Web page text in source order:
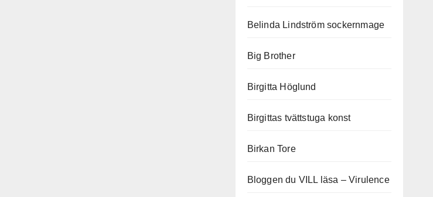
Belinda Lindström sockernmage
Big Brother
Birgitta Höglund
Birgittas tvättstuga konst
Birkan Tore
Bloggen du VILL läsa – Virulence